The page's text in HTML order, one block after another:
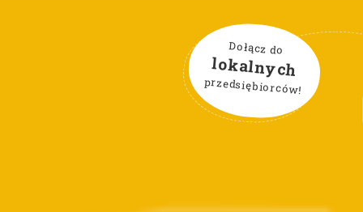
Dołącz do
lokalnych
przedsiębiorców!